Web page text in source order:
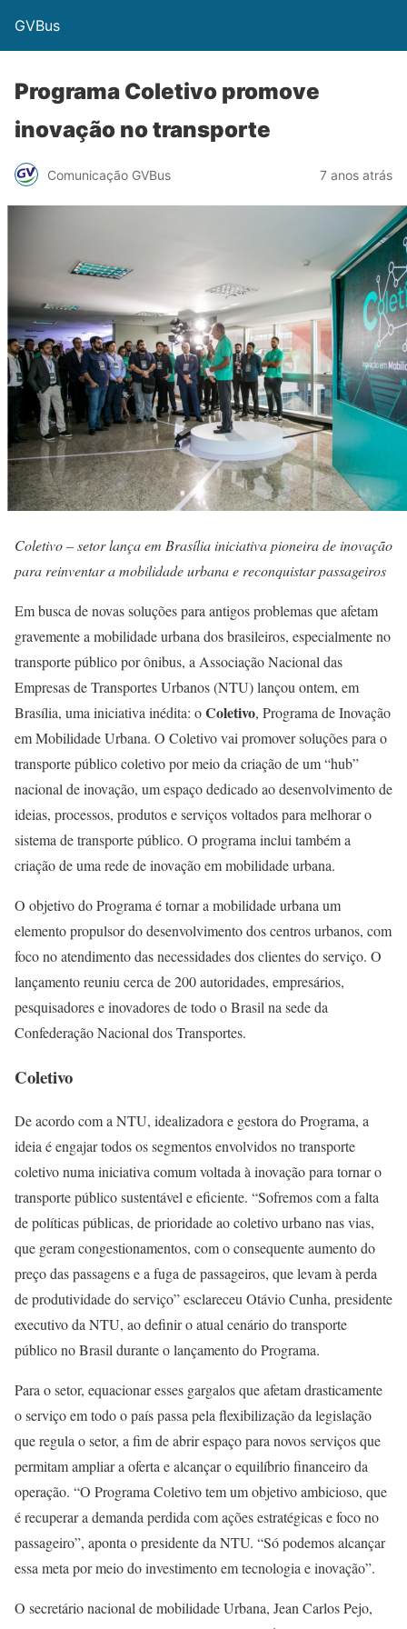
GVBus
Programa Coletivo promove
inovação no transporte
Comunicação GVBus 7 anos atrás
Coletivo – setor lança em Brasília iniciativa pioneira de inovação
para reinventar a mobilidade urbana e reconquistar passageiros
Em busca de novas soluções para antigos problemas que afetam
gravemente a mobilidade urbana dos brasileiros, especialmente no
transporte público por ônibus, a Associação Nacional das
Empresas de Transportes Urbanos (NTU) lançou ontem, em
Brasília, uma iniciativa inédita: oColetivo, Programa de Inovação
em Mobilidade Urbana. O Coletivo vai promover soluções para o
transporte público coletivo por meio da criação de um “hub”
nacional de inovação, um espaço dedicado ao desenvolvimento de
ideias, processos, produtos e serviços voltados para melhorar o
sistema de transporte público. O programa inclui também a
criação de uma rede de inovação em mobilidade urbana.
O objetivo do Programa é tornar a mobilidade urbana um
elemento propulsor do desenvolvimento dos centros urbanos, com
foco no atendimento das necessidades dos clientes do serviço. O
lançamento reuniu cerca de 200 autoridades, empresários,
pesquisadores e inovadores de todo o Brasil na sede da
Confederação Nacional dos Transportes.
Coletivo
De acordo com a NTU, idealizadora e gestora do Programa, a
ideia é engajar todos os segmentos envolvidos no transporte
coletivo numa iniciativa comum voltada à inovação para tornar o
transporte público sustentável e eficiente. “Sofremos com a falta
de políticas públicas, de prioridade ao coletivo urbano nas vias,
que geram congestionamentos, com o consequente aumento do
preço das passagens e a fuga de passageiros, que levam à perda
de produtividade do serviço” esclareceu Otávio Cunha, presidente
executivo da NTU, ao definir o atual cenário do transporte
público no Brasil durante o lançamento do Programa.
Para o setor, equacionar esses gargalos que afetam drasticamente
o serviço em todo o país passa pela flexibilização da legislação
que regula o setor, a fim de abrir espaço para novos serviços que
permitam ampliar a oferta e alcançar o equilíbrio financeiro da
operação. “O Programa Coletivo tem um objetivo ambicioso, que
é recuperar a demanda perdida com ações estratégicas e foco no
passageiro”, aponta o presidente da NTU. “Só podemos alcançar
essa meta por meio do investimento em tecnologia e inovação”.
O secretário nacional de mobilidade Urbana, Jean Carlos Pejo,